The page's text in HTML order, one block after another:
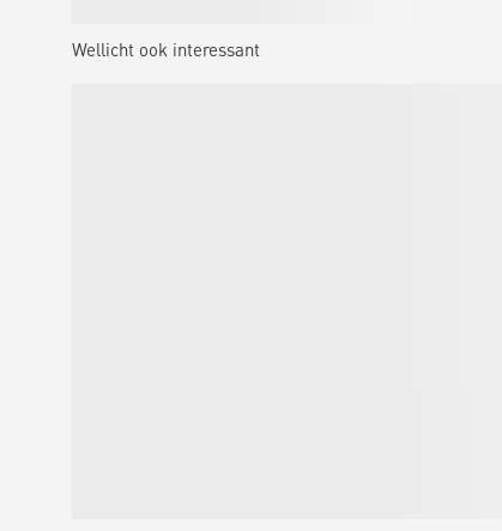
Wellicht ook interessant